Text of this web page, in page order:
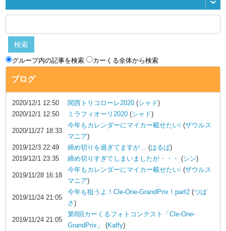
グループ内の記事を検索 カーくる全体から検索
ブログ
2020/12/1 12:50 関西トリコローレ2020 (シャド)
2020/12/1 12:50
ミラフィオーリ2020 (シャド)
2020/11/27 18:33
今年もカレンダーにマイカー載せたい❕ (ザウルス
マニア)
2019/12/3 22:49
締め切りを過ぎてますが… (はるぱ)
2019/12/1 23:35
締め切りすぎてしまいましたが・・・ (シン)
2019/11/28 16:18
今年もカレンダーにマイカー載せたい❕ (ザウルス
マニア)
2019/11/24 21:05
今年も狙うよ！Cle-One-GrandPrix！part2 (つば
さ)
2019/11/24 21:05
第8回カーくるフォトコンテスト「Cle-One-
GrandPrix」
(Kaffy)